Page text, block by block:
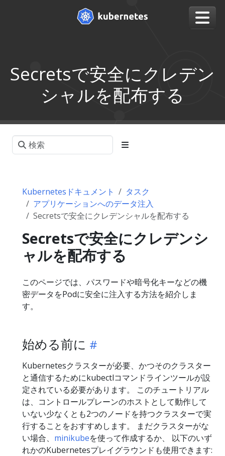
Secretsで安全にクレデン
シャルを配布する
Kubernetesドキュメント
タスク
アプリケーションへのデータ注入
Secretsで安全にクレデンシャルを配布する
Secretsで安全にクレデンシ
ャルを配布する
このページでは、パスワードや暗号化キーなどの機
密データをPodに安全に注入する方法を紹介しま
す。
始める前に
Kubernetesクラスターが必要、かつそのクラスター
と通信するためにkubectlコマンドラインツールが設
定されている必要があります。 このチュートリアル
は、コントロールプレーンのホストとして動作して
いない少なくとも2つのノードを持つクラスターで実
行することをおすすめします。 まだクラスターがな
い場合、 minikubeを使って作成するか、 以下のいず
れかのKubernetesプレイグラウンドも使用できます: